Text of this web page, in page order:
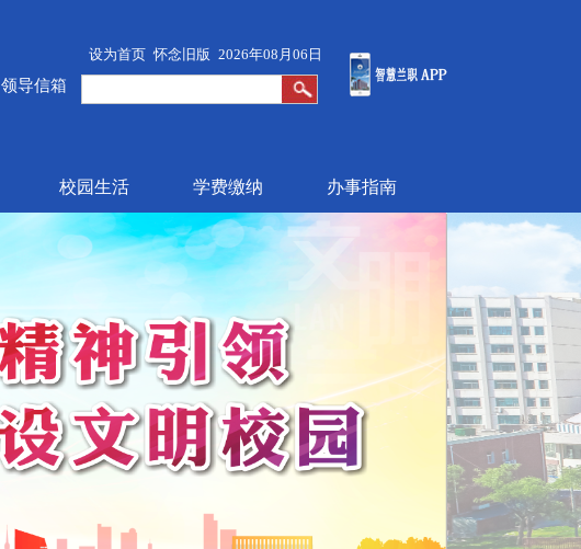
设为首页 怀念旧版 2026年08月06日
领导信箱
校园生活 学费缴纳 办事指南